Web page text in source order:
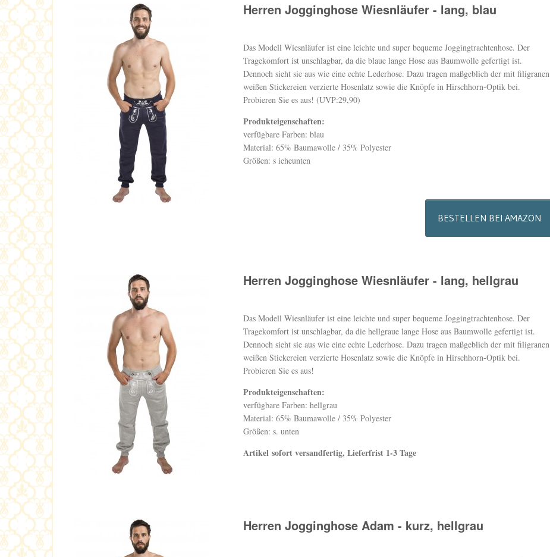
Herren Jogginghose Wiesnläufer - lang, blau
Das Modell Wiesnläufer ist eine leichte und super bequeme Joggingtrachtenhose. Der
Tragekomfort ist unschlagbar, da die blaue lange Hose aus Baumwolle gefertigt ist.
Dennoch sieht sie aus wie eine echte Lederhose. Dazu tragen maßgeblich der mit filigranen
weißen Stickereien verzierte Hosenlatz sowie die Knöpfe in Hirschhorn-Optik bei.
Probieren Sie es aus! (UVP:29,90)
Produkteigenschaften:
verfügbare Farben: blau
Material: 65% Baumawolle / 35% Polyester
Größen: s ieheunten
BESTELLEN BEI AMAZON
Herren Jogginghose Wiesnläufer - lang, hellgrau
Das Modell Wiesnläufer ist eine leichte und super bequeme Joggingtrachtenhose. Der
Tragekomfort ist unschlagbar, da die hellgraue lange Hose aus Baumwolle gefertigt ist.
Dennoch sieht sie aus wie eine echte Lederhose. Dazu tragen maßgeblich der mit filigranen
weißen Stickereien verzierte Hosenlatz sowie die Knöpfe in Hirschhorn-Optik bei.
Probieren Sie es aus!
Produkteigenschaften:
verfügbare Farben: hellgrau
Material: 65% Baumawolle / 35% Polyester
Größen: s. unten
Artikel sofort versandfertig, Lieferfrist 1-3 Tage
Herren Jogginghose Adam - kurz, hellgrau